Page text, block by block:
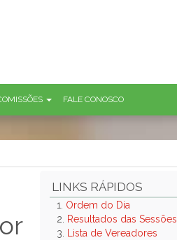
FALE CONOSCO
LINKS RÁPIDOS
1. Ordem do Dia
2.
Resultados das Sessões
3.
Lista de Vereadores